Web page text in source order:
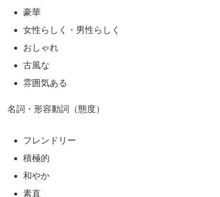
豪華
女性らしく・男性らしく
おしゃれ
古風な
雰囲気ある
名詞・形容動詞（態度）
フレンドリー
積極的
和やか
素直